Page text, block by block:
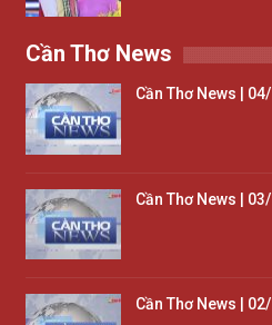
Cần Thơ News
Cần Thơ News |
Cần Thơ News |
Cần Thơ News |